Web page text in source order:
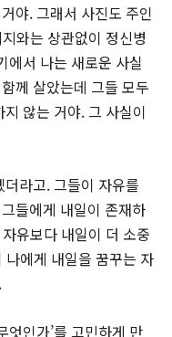
야. 그래서 사진도 주인
와는 상관없이 정신병
에서 나는 새로운 사실
께 살았는데 그들 모두
않는 거야. 그 사실이
라고. 그들이 자유를
들에게 내일이 존재하
유보다 내일이 더 소중
에게 내일을 꿈꾸는 자
엇인가’를 고민하게 만